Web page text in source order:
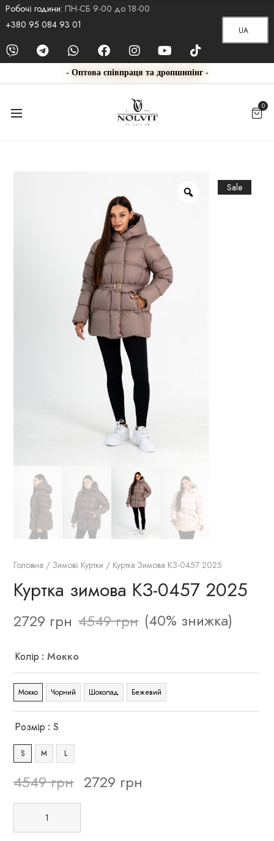
Робочі години: ПН-СБ 9-00 до 18-00
UA
+380 95 084 93 01
- Оптова співпраця та дропшипінг -
0
Sale
Головна /Зимові Куртки / Куртка Зимова КЗ-0457 2025
Куртка зимова КЗ-0457 2025
2729 грн 4549грн (40% знижка)
Колір : Мокко
Мокко Чорний Шоколад Бежевий
Розмір : S
S M L
4549грн 2729 грн